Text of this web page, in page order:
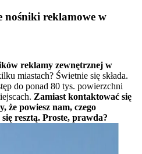
nośniki reklamowe w
reklamy zewnętrznej w
miastach? Świetnie się składa.
do ponad 80 tys. powierzchni
Zamiast kontaktować się
że powiesz nam, czego
resztą. Proste, prawda?